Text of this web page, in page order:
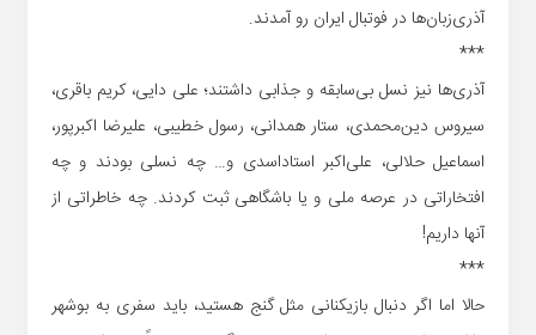
آذری‌زبان‌ها در فوتبال ایران رو آمدند.
***
آذری‌ها نیز نسل بی‌سابقه و جذابی داشتند‌؛ علی دایی، کریم باقری،
سیروس دین‌محمدی، ستار همدانی، رسول خطیبی، علیرضا اکبرپور،
اسماعیل حلالی، علی‌اکبر استاداسدی و… چه نسلی بودند و چه
افتخاراتی در عرصه ملی و یا باشگاهی ثبت کردند. چه خاطراتی از
آنها داریم!
***
حالا اما اگر دنبال بازیکنانی مثل گنج هستید، باید سفری به بوشهر